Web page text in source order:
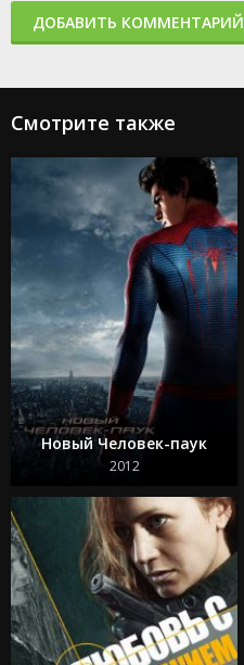
ДОБАВИТЬ КОММЕНТАРИЙ
Смотрите также
Новый Человек-паук
2012